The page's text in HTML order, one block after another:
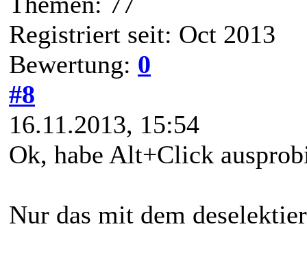
Registriert seit: Oct 2013
Bewertung: 0
#8
16.11.2013, 15:54
Ok, habe Alt+Click
Nur das mit dem